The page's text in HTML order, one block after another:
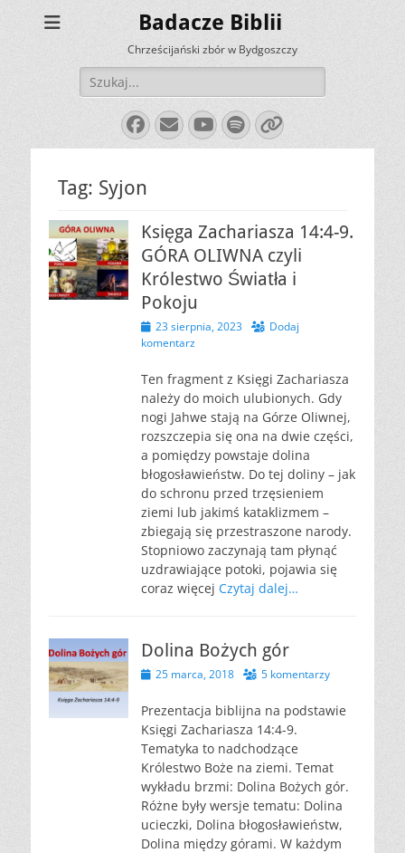
Badacze Biblii
Chrześcijański zbór w Bydgoszczy
Szukaj:
Facebook
E-
mail
YouTube
Spotify
Link
Tag: Syjon
Księga Zachariasza 14:4-9.
GÓRA OLIWNA czyli
Królestwo Światła i
Pokoju
Opublikowano
23 sierpnia, 2023
Dodaj
komentarz
Ten fragment z Księgi Zachariasza
należy do moich ulubionych. Gdy
nogi Jahwe stają na Górze Oliwnej,
rozszczepia się ona na dwie części,
a pomiędzy powstaje dolina
błogosławieństw. Do tej doliny – jak
do schronu przed trzęsieniem
ziemi lub jakimś kataklizmem –
zbiegają się przestraszone narody.
Stopniowo zaczynają tam płynąć
uzdrawiające potoki, pojawia się
coraz więcej Czytaj dalej…
Dolina Bożych gór
Opublikowano
25 marca, 2018 5 komentarzy
Prezentacja biblijna na podstawie
Księgi Zachariasza 14:4-9.
Tematyka to nadchodzące
Królestwo Boże na ziemi. Temat
wykładu brzmi: Dolina Bożych gór.
Różne były wersje tematu: Dolina
ucieczki, Dolina błogosławieństw,
Dolina między górami. W każdym